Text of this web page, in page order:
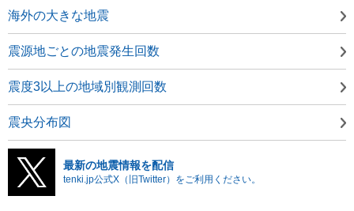
海外の大きな地震
震源地ごとの地震発生回数
震度3以上の地域別観測回数
震央分布図
最新の地震情報を配信
tenki.jp公式X（旧Twitter）をご利用ください。